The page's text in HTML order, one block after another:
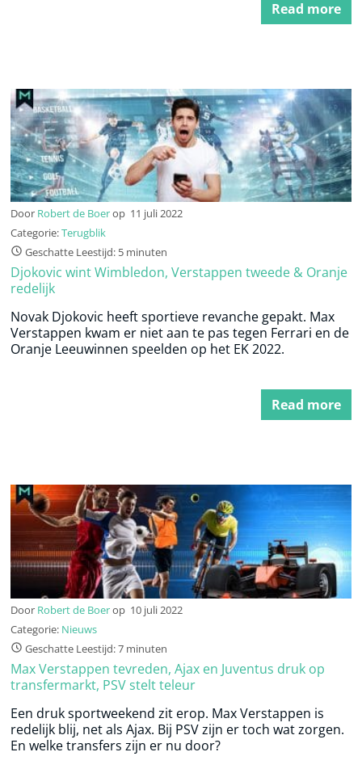
Read more
Door Robert de Boerop 11 juli 2022
Categorie:Terugblik
Geschatte Leestijd: 5 minuten
Djokovic wint Wimbledon, Verstappen tweede & Oranje
redelijk
Novak Djokovic heeft sportieve revanche gepakt. Max
Verstappen kwam er niet aan te pas tegen Ferrari en de
Oranje Leeuwinnen speelden op het EK 2022.
Read more
Door Robert de Boerop 10 juli 2022
Categorie: Nieuws
Geschatte Leestijd: 7 minuten
Max Verstappen tevreden, Ajax en Juventus druk op
transfermarkt, PSV stelt teleur
Een druk sportweekend zit erop. Max Verstappen is
redelijk blij, net als Ajax. Bij PSV zijn er toch wat zorgen.
En welke transfers zijn er nu door?